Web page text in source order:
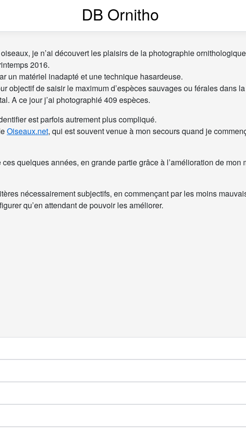
DB Ornitho
je n’ai découvert les plaisirs de la photographie
2016.
un matériel inadapté et une technique hasardeuse.
objectif de saisir le maximum d’espèces sauvages ou férales dans
A ce jour j’ai photographié 409 espèces.
est parfois autrement plus compliqué.
Oiseaux.net, qui est souvent venue à mon secours quand je
quelques années, en grande partie grâce à l’amélioration de mon
nécessairement subjectifs, en commençant par les moins
qu’en attendant de pouvoir les améliorer.